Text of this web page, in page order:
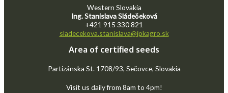
Western Slovakia
Ing. Stanislava Sládečeková
+421 915 330 821
sladecekova.stanislava@ipkagro.sk
Area of certified seeds
Partizánska St. 1708/93, Sečovce, Slovakia
Visit us daily from 8am to 4pm!